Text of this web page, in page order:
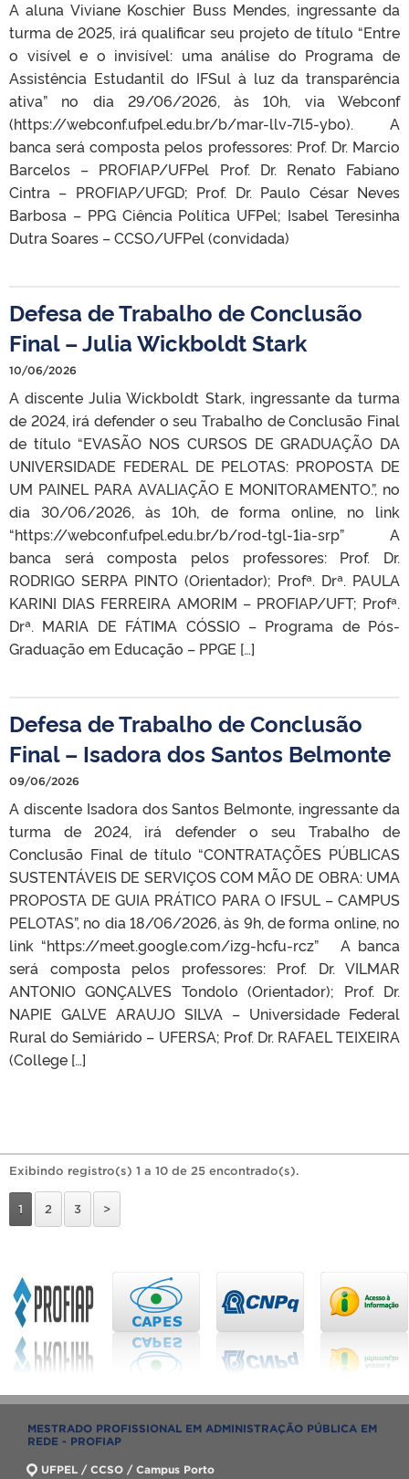
A aluna Viviane Koschier Buss Mendes, ingressante da
turma de 2025, irá qualificar seu projeto de título “Entre
o visível e o invisível: uma análise do Programa de
Assistência Estudantil do IFSul à luz da transparência
ativa” no dia 29/06/2026, às 10h, via Webconf
(https://webconf.ufpel.edu.br/b/mar-llv-7l5-ybo). A
banca será composta pelos professores: Prof. Dr. Marcio
Barcelos – PROFIAP/UFPel Prof. Dr. Renato Fabiano
Cintra – PROFIAP/UFGD; Prof. Dr. Paulo César Neves
Barbosa – PPG Ciência Política UFPel; Isabel Teresinha
Dutra Soares – CCSO/UFPel (convidada)
Defesa de Trabalho de Conclusão
Final – Julia Wickboldt Stark
10/06/2026
A discente Julia Wickboldt Stark, ingressante da turma
de 2024, irá defender o seu Trabalho de Conclusão Final
de título “EVASÃO NOS CURSOS DE GRADUAÇÃO DA
UNIVERSIDADE FEDERAL DE PELOTAS: PROPOSTA DE
UM PAINEL PARA AVALIAÇÃO E MONITORAMENTO.”, no
dia 30/06/2026, às 10h, de forma online, no link
“https://webconf.ufpel.edu.br/b/rod-tgl-1ia-srp” A
banca será composta pelos professores: Prof. Dr.
RODRIGO SERPA PINTO (Orientador); Profª. Drª. PAULA
KARINI DIAS FERREIRA AMORIM – PROFIAP/UFT; Profª.
Drª. MARIA DE FÁTIMA CÓSSIO – Programa de Pós-
Graduação em Educação – PPGE […]
Defesa de Trabalho de Conclusão
Final – Isadora dos Santos Belmonte
09/06/2026
A discente Isadora dos Santos Belmonte, ingressante da
turma de 2024, irá defender o seu Trabalho de
Conclusão Final de título “CONTRATAÇÕES PÚBLICAS
SUSTENTÁVEIS DE SERVIÇOS COM MÃO DE OBRA: UMA
PROPOSTA DE GUIA PRÁTICO PARA O IFSUL – CAMPUS
PELOTAS”, no dia 18/06/2026, às 9h, de forma online, no
link “https://meet.google.com/izg-hcfu-rcz” A banca
será composta pelos professores: Prof. Dr. VILMAR
ANTONIO GONÇALVES Tondolo (Orientador); Prof. Dr.
NAPIE GALVE ARAUJO SILVA – Universidade Federal
Rural do Semiárido – UFERSA; Prof. Dr. RAFAEL TEIXEIRA
(College […]
Exibindo registro(s) 1 a 10 de 25 encontrado(s).
1 2 3 >
MESTRADO PROFISSIONAL EM ADMINISTRAÇÃO PÚBLICA EM
REDE - PROFIAP
UFPEL / CCSO / Campus Porto